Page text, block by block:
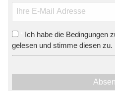
Ich habe die Bedingungen
gelesen und stimme diesen zu.